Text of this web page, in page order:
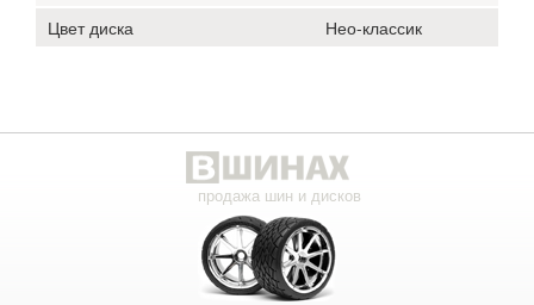
Цвет диска Нео-классик
продажа шин и дисков